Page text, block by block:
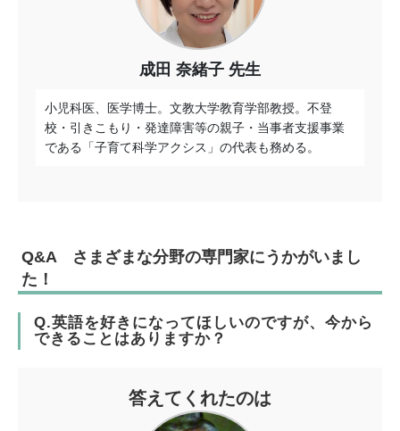
成田 奈緒子 先生
小児科医、医学博士。文教大学教育学部教授。不登
校・引きこもり・発達障害等の親子・当事者支援事業
である「子育て科学アクシス」の代表も務める。
Q&A さまざまな分野の専門家にうかがいまし
た！
Q.英語を好きになってほしいのですが、今から
できることはありますか？
答えてくれたのは